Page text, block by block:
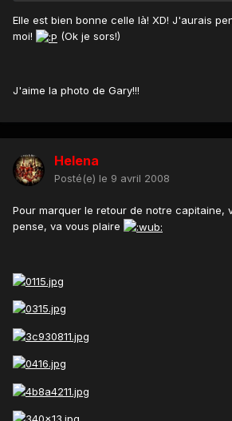
Elle est bien bonne celle là! XD! J'aurais
moi!
(Ok je sors!)
J'aime la photo de Gary!!!
Helena
Posté(e) le 9 avril 2008
Pour marquer le retour de notre capitaine,
pense, va vous plaire